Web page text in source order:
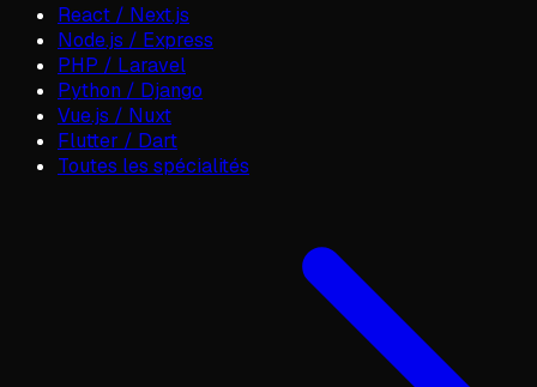
React / Next.js
Node.js / Express
PHP / Laravel
Python / Django
Vue.js / Nuxt
Flutter / Dart
Toutes les spécialités